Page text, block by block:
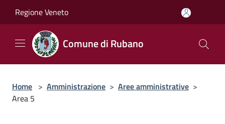
Regione Veneto
Comune di Rubano
Home > Amministrazione > Aree amministrative >
Area 5